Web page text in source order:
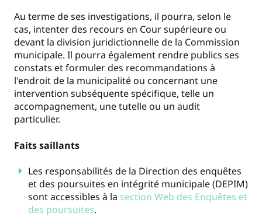
Au terme de ses investigations, il pourra, selon le
cas, intenter des recours en Cour supérieure ou
devant la division juridictionnelle de la Commission
municipale. Il pourra également rendre publics ses
constats et formuler des recommandations à
l'endroit de la municipalité ou concernant une
intervention subséquente spécifique, telle un
accompagnement, une tutelle ou un audit
particulier.
Faits saillants
Les responsabilités de la Direction des enquêtes
et des poursuites en intégrité municipale (DEPIM)
sont accessibles à la section Web des Enquêtes et
des poursuites.